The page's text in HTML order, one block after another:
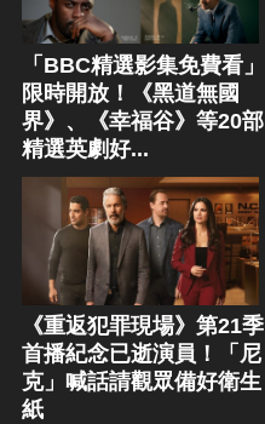
「BBC精選影集免費看」
限時開放！《黑道無國
界》、《幸福谷》等20部
精選英劇好...
《重返犯罪現場》第21季
首播紀念已逝演員！「尼
克」喊話請觀眾備好衛生
紙